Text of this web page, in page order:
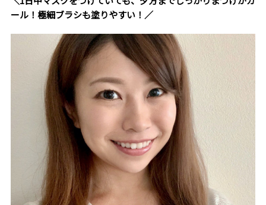
ール！極細ブラシも塗りやすい！／